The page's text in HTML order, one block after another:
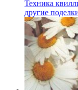
Техника
другие